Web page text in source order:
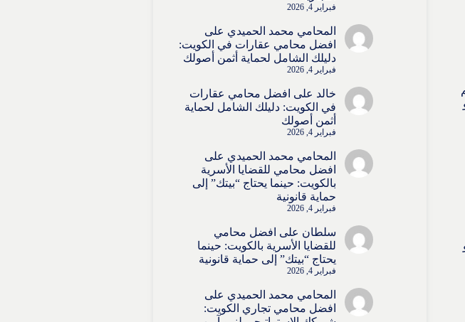
فبراير 4, 2026
المحامي محمد الحميدي على
افضل محامي عقارات في الكويت:
دليلك الشامل لحماية أثمن أصولك
فبراير 4, 2026
خالد على افضل محامي عقارات
في الكويت: دليلك الشامل لحماية
أثمن أصولك
فبراير 4, 2026
المحامي محمد الحميدي على
افضل محامي للقضايا الأسرية
بالكويت: حينما يحتاج “بيتك” إلى
حماية قانونية
فبراير 4, 2026
سلطان على افضل محامي
للقضايا الأسرية بالكويت: حينما
يحتاج “بيتك” إلى حماية قانونية
فبراير 4, 2026
المحامي محمد الحميدي على
افضل محامي تجاري الكويت: